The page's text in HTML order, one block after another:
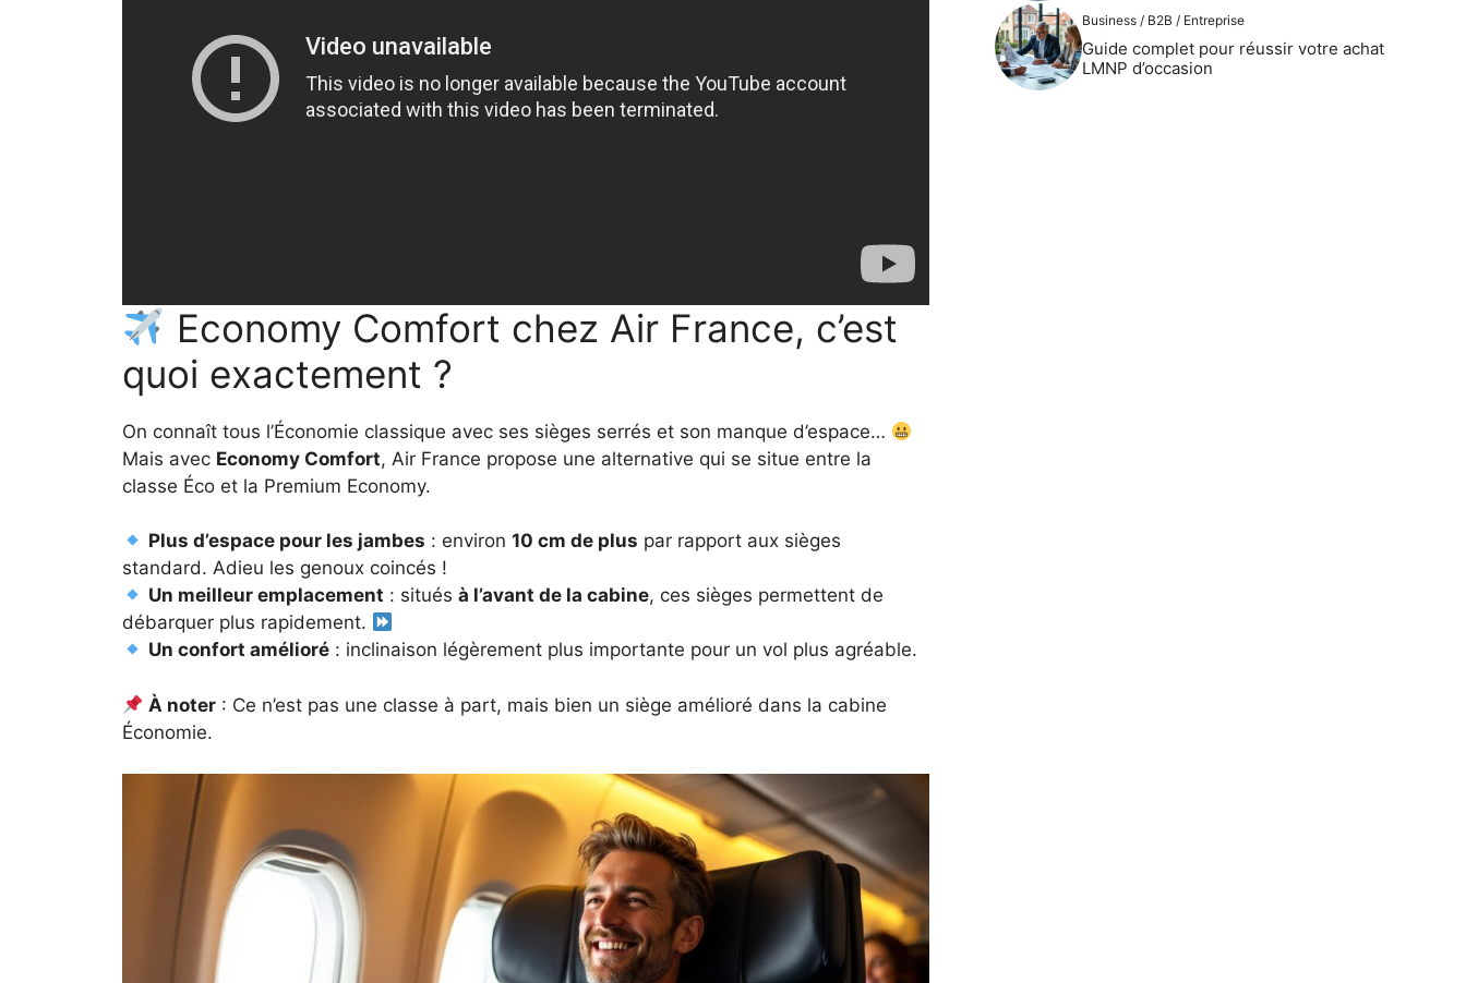
Economy Comfort chez Air France, c’est
quoi exactement ?
On connaît tous l’Économie classique avec ses sièges serrés et son manque d’espace…
Mais avec Economy Comfort, Air France propose une alternative qui se situe entre la
classe Éco et la Premium Economy.
Plus d’espace pour les jambes : environ10 cm de plus par rapport aux sièges
standard. Adieu les genoux coincés !
Un meilleur emplacement : situésà l’avant de la cabine, ces sièges permettent de
débarquer plus rapidement.
Un confort amélioré : inclinaison légèrement plus importante pour un vol plus agréable.
À noter : Ce n’est pas une classe à part, mais bien un siège amélioré dans la cabine
Économie.
Business / B2B / Entreprise
Guide complet pour réussir votre achat
LMNP d’occasion